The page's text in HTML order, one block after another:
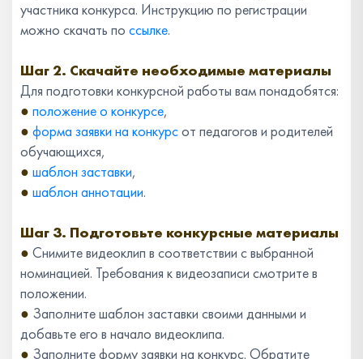
участника конкурса. Инструкцию по регистрации
можно скачать по ссылке.
Шаг 2. Скачайте необходимые материалы
Для подготовки конкурсной работы вам понадобятся:
● положение о конкурсе,
● форма заявки на конкурсот педагогов и родителей
обучающихся,
● шаблон заставки,
● шаблон аннотации.
Шаг 3. Подготовьте конкурсные материалы
● Снимите видеоклип в соответствии с выбранной
номинацией. Требования к видеозаписи смотрите в
положении.
● Заполните шаблон заставки своими данными и
добавьте его в начало видеоклипа.
● Заполните форму заявки на конкурс. Обратите